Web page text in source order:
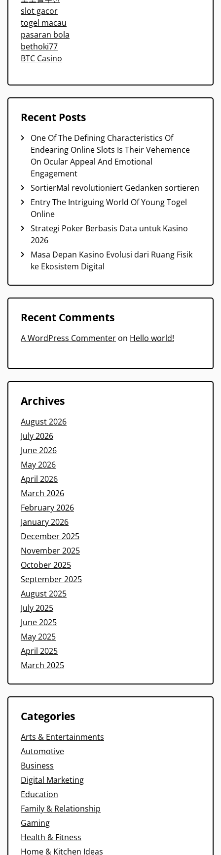
slot gacor
togel macau
pasaran bola
bethoki77
BTC Casino
Recent Posts
One Of The Defining Characteristics Of
Endearing Online Slots Is Their Vehemence
On Ocular Appeal And Emotional
Engagement
SortierMal revolutioniert Gedanken sortieren
Entry The Intriguing World Of Young Togel
Online
Strategi Poker Berbasis Data untuk Kasino
2026
Masa Depan Kasino Evolusi dari Ruang Fisik
ke Ekosistem Digital
Recent Comments
A WordPress Commenter on Hello world!
Archives
August 2026
July 2026
June 2026
May 2026
April 2026
March 2026
February 2026
January 2026
December 2025
November 2025
October 2025
September 2025
August 2025
July 2025
June 2025
May 2025
April 2025
March 2025
Categories
Arts & Entertainments
Automotive
Business
Digital Marketing
Education
Family & Relationship
Gaming
Health & Fitness
Home & Kitchen Ideas